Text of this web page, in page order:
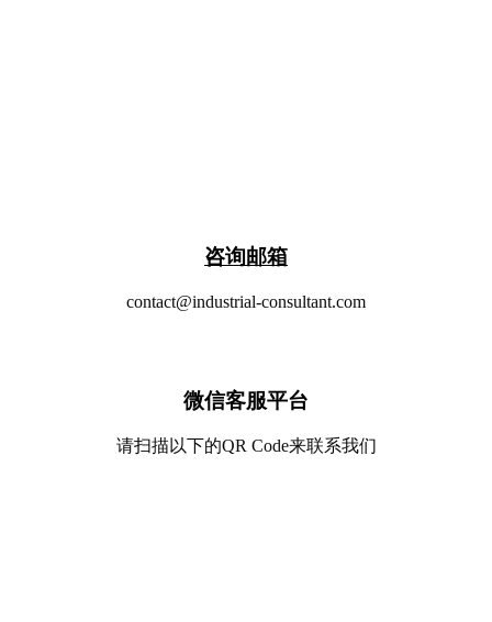
​咨询邮箱
contact@industrial-consultant.com
微信客服平台
请扫描以下的QR Code来联系我们